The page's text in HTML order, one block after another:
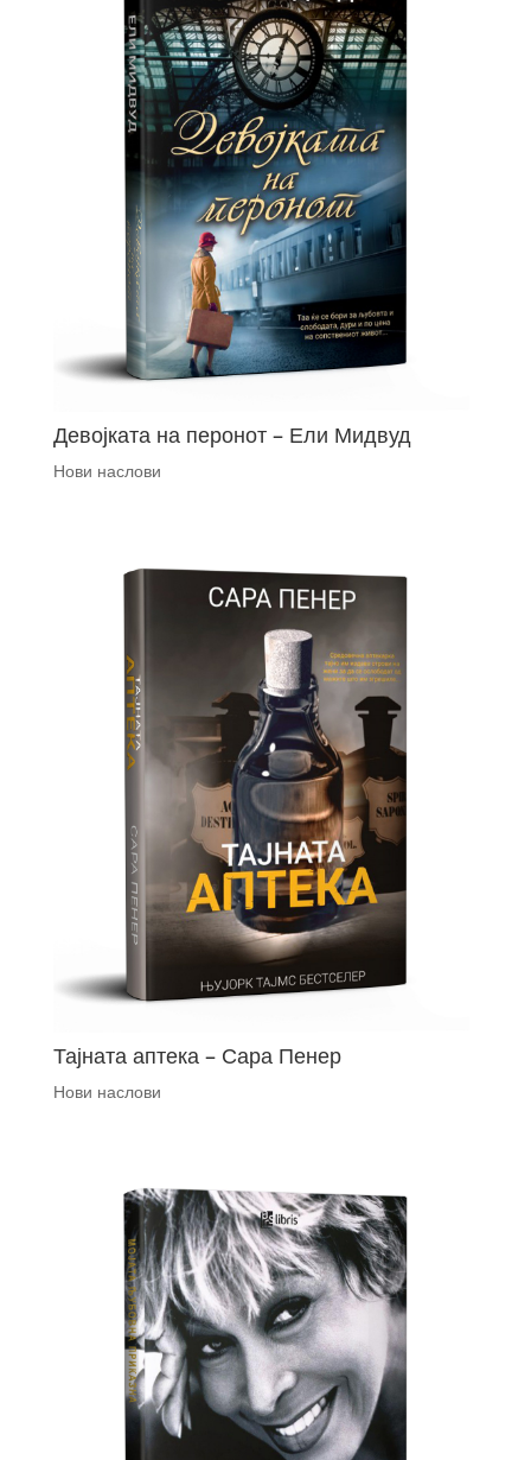
Девојката на перонот – Ели Мидвуд
Нови наслови
Тајната аптека – Сара Пенер
Нови наслови